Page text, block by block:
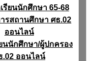
รียนนักศึกษา 65-68
รสถานศึกษา ศธ.02
ออนไลน์
นนักศึกษา/ผู้ปกครอง
.02 ออนไลน์